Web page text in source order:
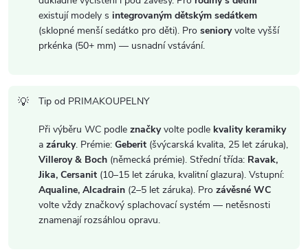
existují modely s integrovaným dětským sedátkem
(sklopné menší sedátko pro děti). Pro senioryvolte vyšší
prkénka (50+ mm) — usnadní vstávání.
Tip od PRIMAKOUPELNY
Při výběru WC podle značkyvolte podle kvality keramiky
a záruky. Prémie: Geberit (švýcarská kvalita, 25 let záruka),
Villeroy & Boch (německá prémie). Střední třída: Ravak,
Jika, Cersanit (10–15 let záruka, kvalitní glazura). Vstupní:
Aqualine, Alcadrain (2–5 let záruka). Pro závěsné WC
volte vždy značkový splachovací systém — netěsnosti
znamenají rozsáhlou opravu.